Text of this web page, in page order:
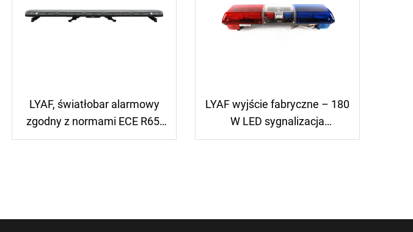
LYAF, światłobar alarmowy
zgodny z normami ECE R65,
klasa 2, R10, przeznaczony
LYAF wyjście fabryczne – 180
W LED sygnalizacja
ostrzegawcza Streethawk